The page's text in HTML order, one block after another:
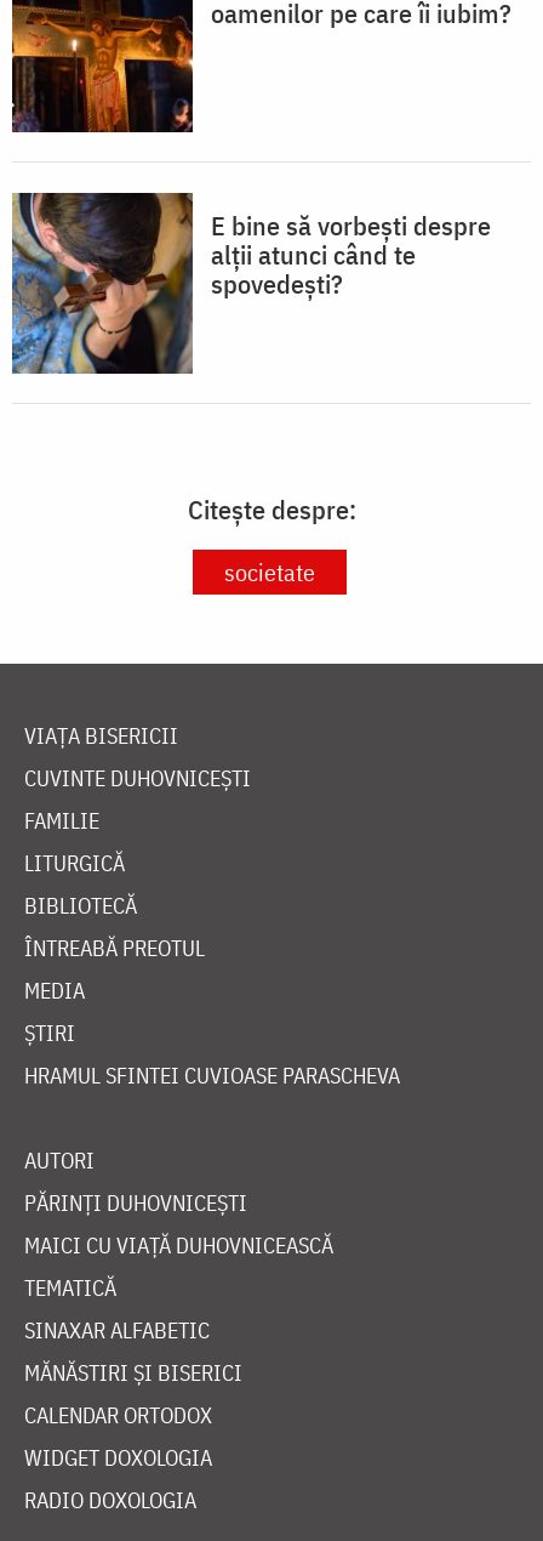
oamenilor pe care îi iubim?
E bine să vorbești despre
alții atunci când te
spovedești?
Citește despre:
societate
VIAȚA BISERICII
CUVINTE DUHOVNICEȘTI
FAMILIE
LITURGICĂ
BIBLIOTECĂ
ÎNTREABĂ PREOTUL
MEDIA
ȘTIRI
HRAMUL SFINTEI CUVIOASE PARASCHEVA
AUTORI
PĂRINȚI DUHOVNICEȘTI
MAICI CU VIAȚĂ DUHOVNICEASCĂ
TEMATICĂ
SINAXAR ALFABETIC
MĂNĂSTIRI ȘI BISERICI
CALENDAR ORTODOX
WIDGET DOXOLOGIA
RADIO DOXOLOGIA